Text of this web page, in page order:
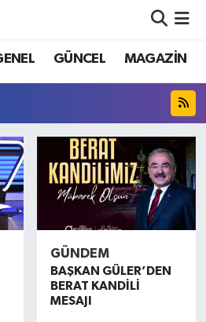
GÜNCEL MAGAZİN
GÜNDEM
BAŞKAN GÜLER’DEN
BERAT KANDİLİ
MESAJI
ve Fikstür